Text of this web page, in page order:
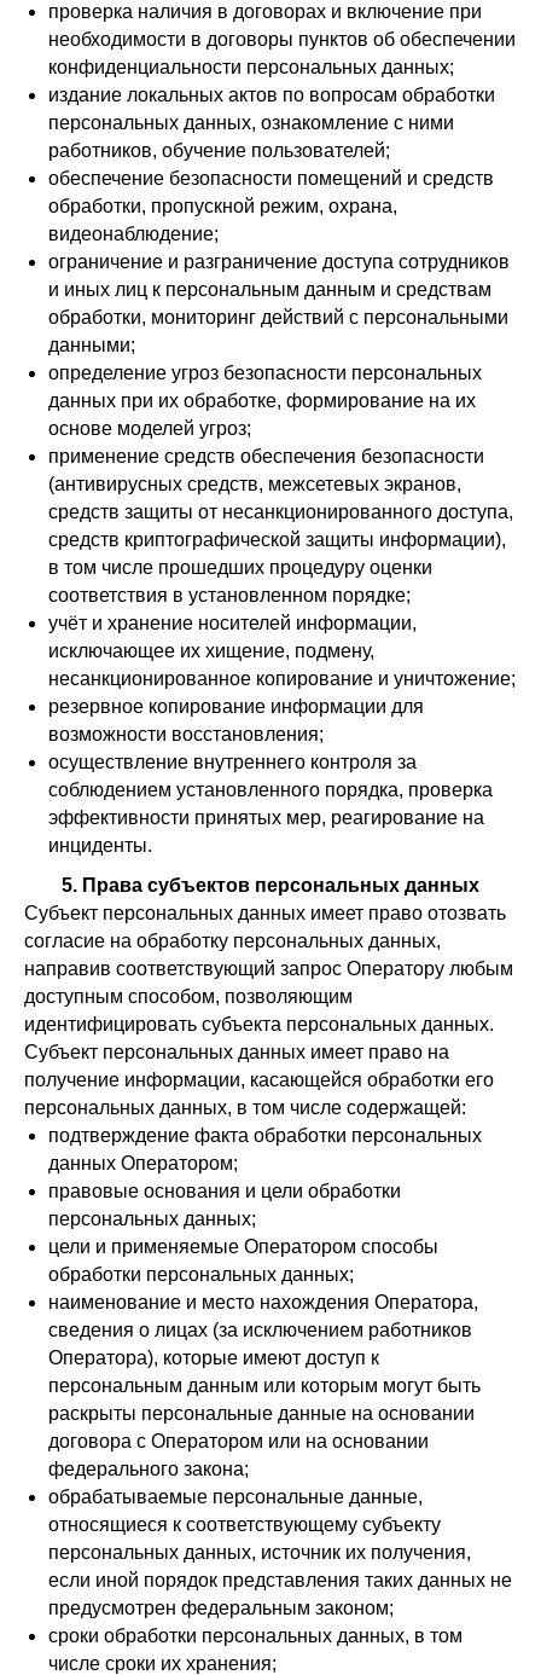
проверка наличия в договорах и включение при
необходимости в договоры пунктов об обеспечении
конфиденциальности персональных данных;
издание локальных актов по вопросам обработки
персональных данных, ознакомление с ними
работников, обучение пользователей;
обеспечение безопасности помещений и средств
обработки, пропускной режим, охрана,
видеонаблюдение;
ограничение и разграничение доступа сотрудников
и иных лиц к персональным данным и средствам
обработки, мониторинг действий с персональными
данными;
определение угроз безопасности персональных
данных при их обработке, формирование на их
основе моделей угроз;
применение средств обеспечения безопасности
(антивирусных средств, межсетевых экранов,
средств защиты от несанкционированного доступа,
средств криптографической защиты информации),
в том числе прошедших процедуру оценки
соответствия в установленном порядке;
учёт и хранение носителей информации,
исключающее их хищение, подмену,
несанкционированное копирование и уничтожение;
резервное копирование информации для
возможности восстановления;
осуществление внутреннего контроля за
соблюдением установленного порядка, проверка
эффективности принятых мер, реагирование на
инциденты.
5. Права субъектов персональных данных
Субъект персональных данных имеет право отозвать
согласие на обработку персональных данных,
направив соответствующий запрос Оператору любым
доступным способом, позволяющим
идентифицировать субъекта персональных данных.
Субъект персональных данных имеет право на
получение информации, касающейся обработки его
персональных данных, в том числе содержащей:
подтверждение факта обработки персональных
данных Оператором;
правовые основания и цели обработки
персональных данных;
цели и применяемые Оператором способы
обработки персональных данных;
наименование и место нахождения Оператора,
сведения о лицах (за исключением работников
Оператора), которые имеют доступ к
персональным данным или которым могут быть
раскрыты персональные данные на основании
договора с Оператором или на основании
федерального закона;
обрабатываемые персональные данные,
относящиеся к соответствующему субъекту
персональных данных, источник их получения,
если иной порядок представления таких данных не
предусмотрен федеральным законом;
сроки обработки персональных данных, в том
числе сроки их хранения;